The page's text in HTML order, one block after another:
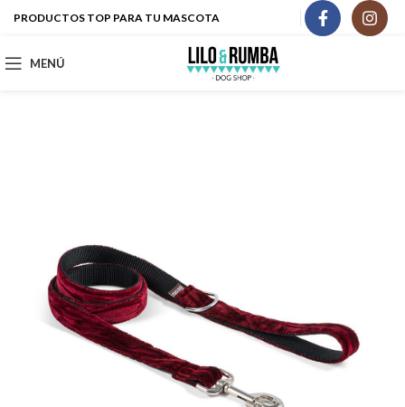
PRODUCTOS TOP PARA TU MASCOTA
MENÚ